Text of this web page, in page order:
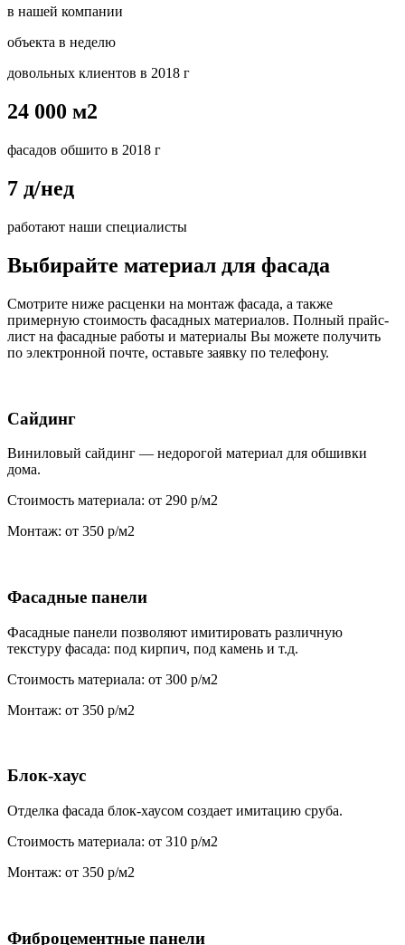
в нашей компании
объекта в неделю
довольных клиентов в 2018 г
24 000 м2
фасадов обшито в 2018 г
7 д/нед
работают наши специалисты
Выбирайте материал для фасада
Смотрите ниже расценки на монтаж фасада, а также
примерную стоимость фасадных материалов. Полный прайс-
лист на фасадные работы и материалы Вы можете получить
по электронной почте, оставьте заявку по телефону.
Сайдинг
Виниловый сайдинг — недорогой материал для обшивки
дома.
Стоимость материала: от 290 р/м2
Монтаж: от 350 р/м2
Фасадные панели
Фасадные панели позволяют имитировать различную
текстуру фасада: под кирпич, под камень и т.д.
Стоимость материала: от 300 р/м2
Монтаж: от 350 р/м2
Блок-хаус
Отделка фасада блок-хаусом создает имитацию сруба.
Стоимость материала: от 310 р/м2
Монтаж: от 350 р/м2
Фиброцементные панели